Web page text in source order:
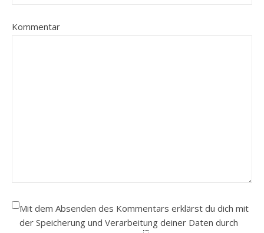
Kommentar
Mit dem Absenden des Kommentars erklärst du dich mit
der Speicherung und Verarbeitung deiner Daten durch